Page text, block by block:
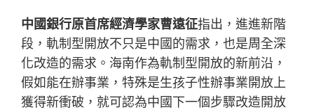
中國銀行原首席經濟學家曹遠征指出，進進新階
段，軌制型開放不只是中國的需求，也是周全深
化改造的需求。海南作為軌制型開放的新前沿，
假如能在辦事業，特殊是生孩子性辦事業開放上
獲得新衝破，就可認為中國下一個步驟改造開放